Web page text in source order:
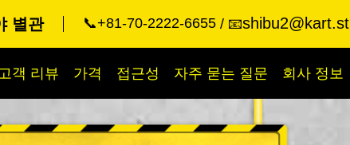
별관 📞+81-70-2222-6655 📧shibu2@kart.st
객 리뷰 가격 접근성 자주 묻는 질문 회사 정보